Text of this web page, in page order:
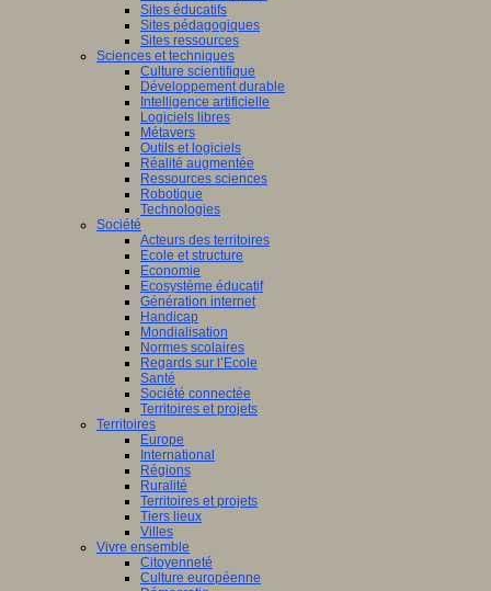
Sites éducatifs
Sites pédagogiques
Sites ressources
Sciences et techniques
Culture scientifique
Développement durable
Intelligence artificielle
Logiciels libres
Métavers
Outils et logiciels
Réalité augmentée
Ressources sciences
Robotique
Technologies
Société
Acteurs des territoires
Ecole et structure
Economie
Ecosystème éducatif
Génération internet
Handicap
Mondialisation
Normes scolaires
Regards sur l’Ecole
Santé
Société connectée
Territoires et projets
Territoires
Europe
International
Régions
Ruralité
Territoires et projets
Tiers lieux
Villes
Vivre ensemble
Citoyenneté
Culture européenne